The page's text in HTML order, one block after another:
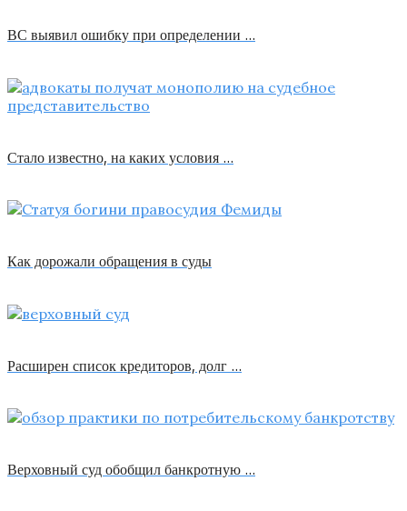
ВС выявил ошибку при определении …
Стало известно, на каких условия …
Как дорожали обращения в суды
Расширен список кредиторов, долг …
Верховный суд обобщил банкротную …